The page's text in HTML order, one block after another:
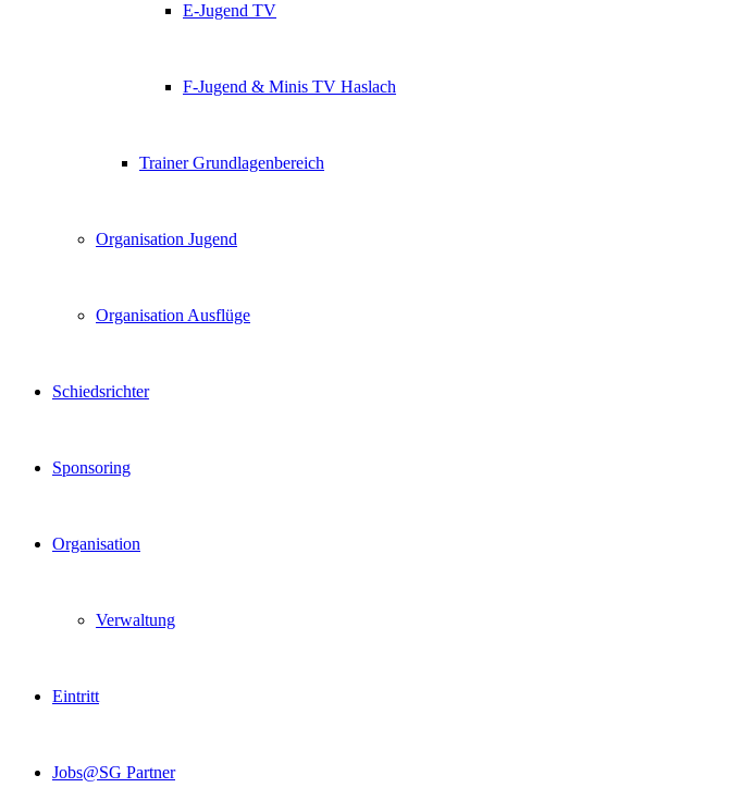
E-Jugend TV
F-Jugend & Minis TV Haslach
Trainer Grundlagenbereich
Organisation Jugend
Organisation Ausflüge
Schiedsrichter
Sponsoring
Organisation
Verwaltung
Eintritt
Jobs@SG Partner